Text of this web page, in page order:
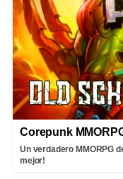
Corepunk
Un verdadero MMORPG
mejor!